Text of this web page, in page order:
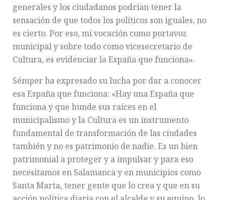
generales y los ciudadanos podrían tener la
sensación de que todos los políticos son iguales, no
es cierto. Por eso, mi vocación como portavoz
municipal y sobre todo como vicesecretario de
Cultura, es evidenciar la España que funciona».
Sémper ha expresado su lucha por dar a conocer
esa España que funciona: «Hay una España que
funciona y que hunde sus raíces en el
municipalismo y la Cultura es un instrumento
fundamental de transformación de las ciudades
también y no es patrimonio de nadie. Es un bien
patrimonial a proteger y a impulsar y para eso
necesitamos en Salamanca y en municipios como
Santa Marta, tener gente que lo crea y que en su